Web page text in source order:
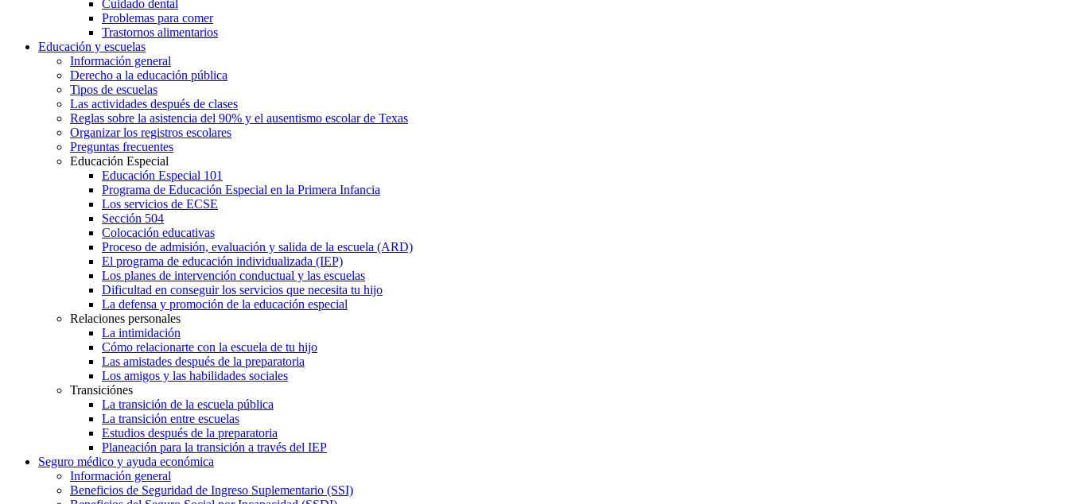
Cuidado dental
Problemas para comer
Trastornos alimentarios
Educación y escuelas
Información general
Derecho a la educación pública
Tipos de escuelas
Las actividades después de clases
Reglas sobre la asistencia del 90% y el ausentismo escolar de Texas
Organizar los registros escolares
Preguntas frecuentes
Educación Especial
Educación Especial 101
Programa de Educación Especial en la Primera Infancia
Los servicios de ECSE
Sección 504
Colocación educativas
Proceso de admisión, evaluación y salida de la escuela (ARD)
El programa de educación individualizada (IEP)
Los planes de intervención conductual y las escuelas
Dificultad en conseguir los servicios que necesita tu hijo
La defensa y promoción de la educación especial
Relaciones personales
La intimidación
Cómo relacionarte con la escuela de tu hijo
Las amistades después de la preparatoria
Los amigos y las habilidades sociales
Transiciónes
La transición de la escuela pública
La transición entre escuelas
Estudios después de la preparatoria
Planeación para la transición a través del IEP
Seguro médico y ayuda económica
Información general
Beneficios de Seguridad de Ingreso Suplementario (SSI)